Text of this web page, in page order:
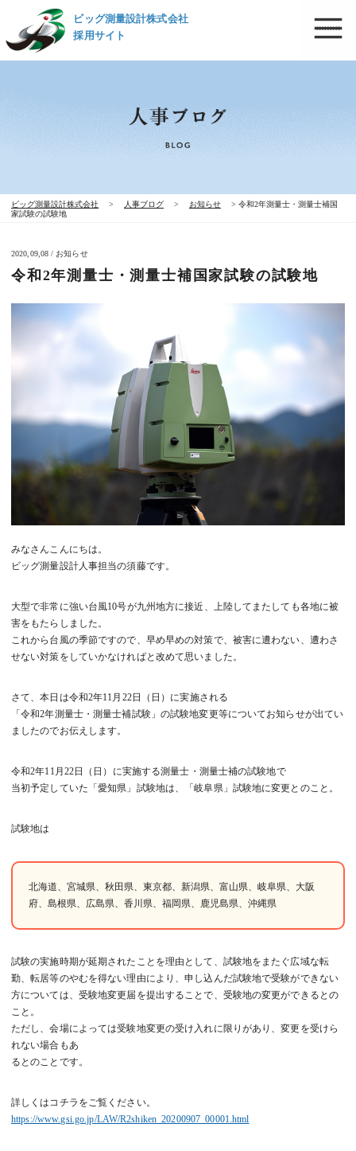
ビッグ測量設計株式会社
採用サイト
ビッグ測量設計株式会社 > 人事ブログ > お知らせ > 令和2年測量士・測量士補国
家試験の試験地
2020,09,08 / お知らせ
令和2年測量士・測量士補国家試験の試験地
みなさんこんにちは。
ビッグ測量設計人事担当の須藤です。
大型で非常に強い台風10号が九州地方に接近、上陸してまたしても各地に被
害をもたらしました。
これから台風の季節ですので、早め早めの対策で、被害に遭わない、遭わさ
せない対策をしていかなければと改めて思いました。
さて、本日は令和2年11月22日（日）に実施される
「令和2年測量士・測量士補試験」の試験地変更等についてお知らせが出てい
ましたのでお伝えします。
令和2年11月22日（日）に実施する測量士・測量士補の試験地で
当初予定していた「愛知県」試験地は、「岐阜県」試験地に変更とのこと。
試験地は
北海道、宮城県、秋田県、東京都、新潟県、富山県、岐阜県、大阪
府、島根県、広島県、香川県、福岡県、鹿児島県、沖縄県
試験の実施時期が延期されたことを理由として、試験地をまたぐ広域な転
勤、転居等のやむを得ない理由により、申し込んだ試験地で受験ができない
方については、受験地変更届を提出することで、受験地の変更ができるとの
こと。
ただし、会場によっては受験地変更の受け入れに限りがあり、変更を受けら
れない場合もあ
るとのことです。
詳しくはコチラをご覧ください。
https://www.gsi.go.jp/LAW/R2shiken_20200907_00001.html